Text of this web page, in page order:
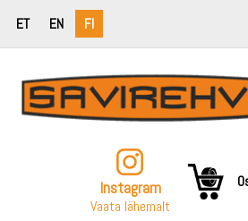
ET EN FI
Instagram
Vaata lähemalt